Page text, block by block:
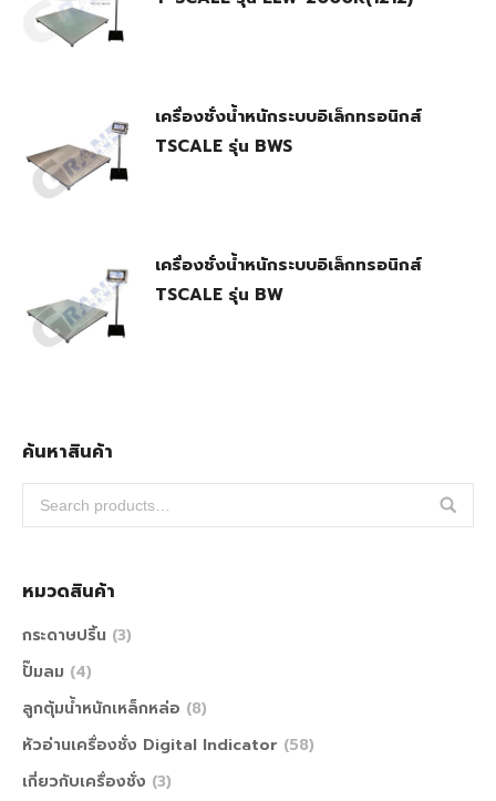
เครื่องชั่งน้ำหนักระบบอิเล็กทรอนิกส์
TSCALE รุ่น BWS
เครื่องชั่งน้ำหนักระบบอิเล็กทรอนิกส์
TSCALE รุ่น BW
ค้นหาสินค้า
หมวดสินค้า
กระดาษปริ้น (3)
ปั๊มลม (4)
ลูกตุ้มน้ำหนักเหล็กหล่อ (8)
หัวอ่านเครื่องชั่ง Digital Indicator (58)
เกี่ยวกับเครื่องชั่ง (3)